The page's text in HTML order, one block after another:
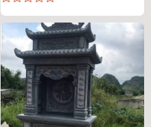
0
out
of